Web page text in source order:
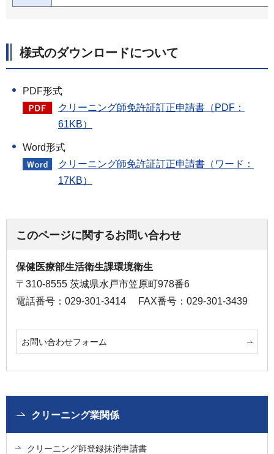
様式のダウンロードについて
PDF形式
クリーニング師免許証訂正申請書（PDF：
61KB）
Word形式
クリーニング師免許証訂正申請書（ワード：
17KB）
このページに関するお問い合わせ
保健医療部生活衛生課環境衛生
〒310-8555 茨城県水戸市笠原町978番6
電話番号：029-301-3414
FAX番号：029-301-3439
お問い合わせフォーム
クリーニング業関係
クリーニング師登録抹消申請書